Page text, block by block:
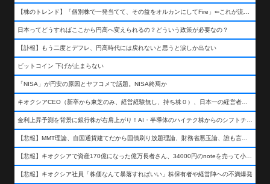
日本ってどうすればここから円高へ変えられるの？どういう政策が必要なの？
【訃報】もう二度とデフレ、円高時代には戻れないと思うと涙しか出ない
ビットコイン 下げが止まらない
「NISA」が円安の原因とヤフコメで話題。NISA終焉か
【悲報】キオクシア社員「株価なんて暴落すればいい」株保有者や経営陣への不満爆発